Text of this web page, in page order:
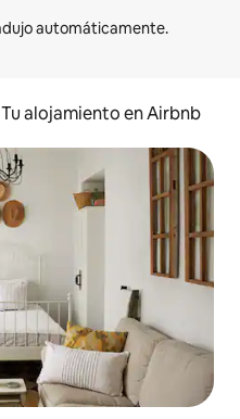
Tu alojamiento en Airbnb